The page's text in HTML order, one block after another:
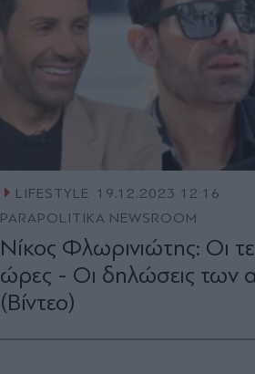
LIFESTYLE 19.12.2023 12:16
PARAPOLITIKA NEWSROOM
Νίκος Φλωρινιώτης: Οι
ώρες - Οι δηλώσεις των
(Βίντεο)